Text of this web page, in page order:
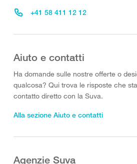
+41 58 411 12 12
Aiuto e contatti
Ha domande sulle nostre offerte o
qualcosa? Qui trova le risposte che
contatto diretto con la Suva.
Alla sezione Aiuto e contatti
Agenzie Suva